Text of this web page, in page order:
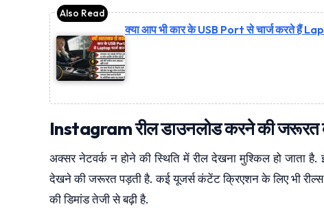
क्या आप भी कार के USB Port से चार्ज करते हैं
Instagram रील डाउनलोड करने की जरूरत
अक्सर नेटवर्क न होने की स्थिति में रील देखना मुश्किल हो जाता
देखने की जरूरत पड़ती है. कई यूजर्स कंटेंट क्रिएशन के लिए भी
की डिमांड तेजी से बढ़ी है.